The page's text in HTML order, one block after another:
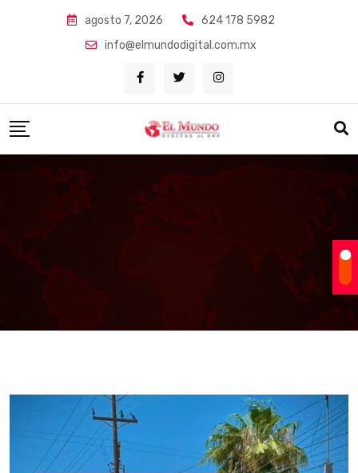
agosto 7, 2026
624 178 5982
info@elmundodigital.com.mx